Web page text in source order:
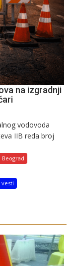
na izgradnji
vodovoda
IIB reda broj
Beograd
vesti